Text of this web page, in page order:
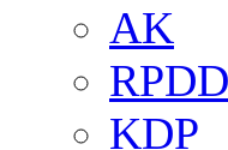
AK
KDP